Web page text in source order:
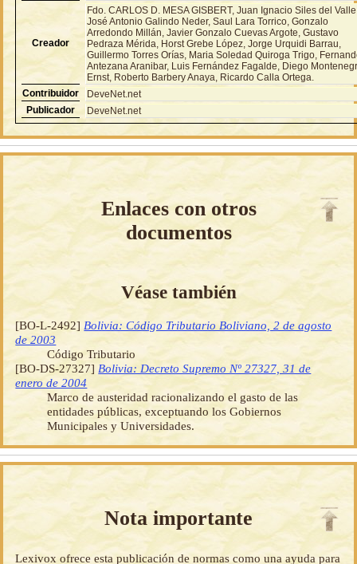
Creador
Fdo. CARLOS D. MESA GISBERT, Juan Ignacio Siles del
José Antonio Galindo Neder, Saul Lara Torrico, Gonzalo
Arredondo Millán, Javier Gonzalo Cuevas Argote, Gustavo
Pedraza Mérida, Horst Grebe López, Jorge Urquidi Barrau,
Guillermo Torres Orías, Maria Soledad Quiroga Trigo,
Antezana Aranibar, Luis Fernández Fagalde, Diego
Ernst, Roberto Barbery Anaya, Ricardo Calla Ortega.
Contribuidor
DeveNet.net
Publicador
DeveNet.net
Enlaces con otros
documentos
Véase también
[BO-L-2492] Bolivia: Código Tributario Boliviano, 2 de agosto
de 2003
Código Tributario
[BO-DS-27327] Bolivia: Decreto Supremo Nº 27327, 31 de
enero de 2004
Marco de austeridad racionalizando el gasto de las
entidades públicas, exceptuando los Gobiernos
Municipales y Universidades.
Nota importante
Lexivox ofrece esta publicación de normas como una ayuda para